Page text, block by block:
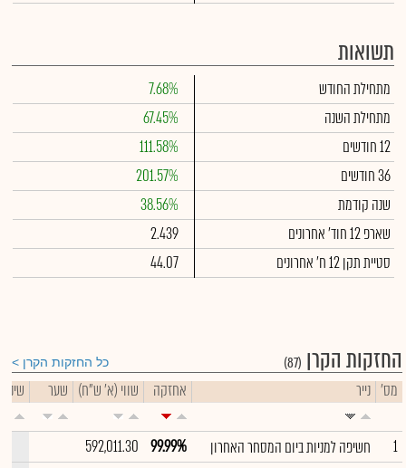
תשואות
מתחילת החודש
7.68%
מתחילת השנה
67.45%
12 חודשים
111.58%
36 חודשים
201.57%
שנה קודמת
38.56%
שארפ 12 חוד' אחרונים
2.439
סטיית תקן 12 ח' אחרונים
44.07
החזקות הקרן (87) כל החזקות הקרן
מס' נייר אחזקה שווי (א' ש"ח) שער
1 חשיפה למניות ביום המסחר האחרון 99.99%
592,011.30